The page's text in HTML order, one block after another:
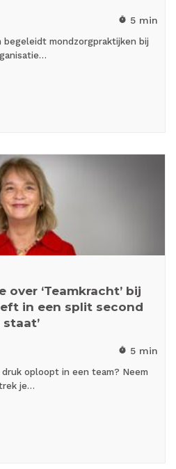
timer 5 min
begeleidt mondzorgpraktijken bij
over ‘Teamkracht’ bij
in een split second
timer 5 min
oploopt in een team? Neem
je…